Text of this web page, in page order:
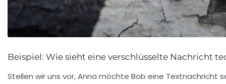
Beispiel: Wie sieht eine verschlüsselte Nachricht
Stellen wir uns vor, Anna möchte Bob eine Textnachricht